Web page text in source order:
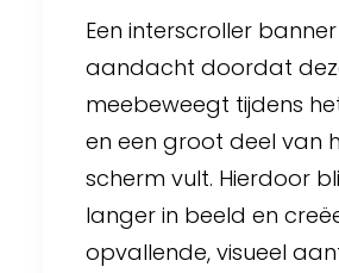
Een interscroller
aandacht doordat
meebeweegt tijdens
en een groot deel van
scherm vult. Hierdoor
langer in beeld en
opvallende, visueel